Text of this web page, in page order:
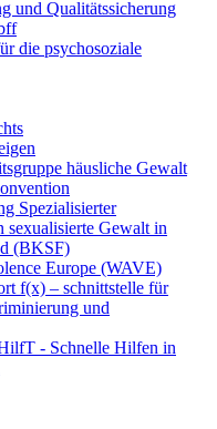
und Qualitätssicherung
die psychosoziale
häusliche Gewalt
Spezialisierter
sexualisierte Gewalt in
(BKSF)
Europe (WAVE)
f(x) – schnittstelle für
und
- Schnelle Hilfen in